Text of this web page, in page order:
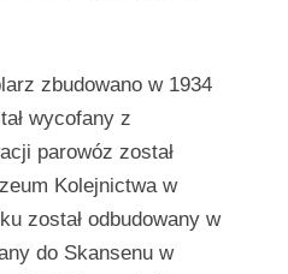
zbudowano w 1934
wycofany z
parowóz został
Kolejnictwa w
został odbudowany w
do Skansenu w